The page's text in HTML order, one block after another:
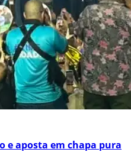
e aposta em chapa pura